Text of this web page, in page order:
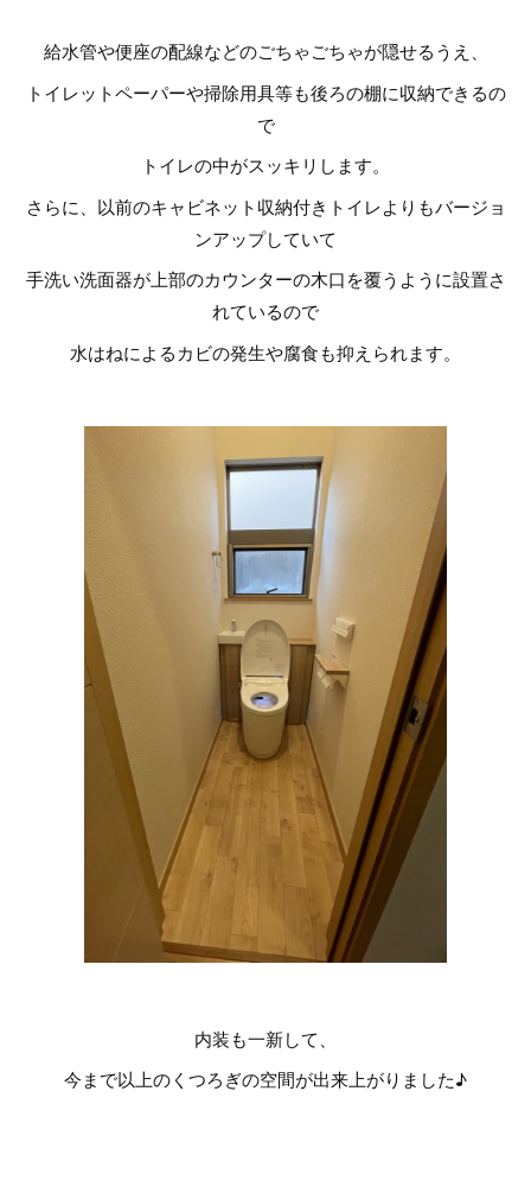
給水管や便座の配線などのごちゃごちゃが隠せるうえ、
トイレットペーパーや掃除用具等も後ろの棚に収納できるの
で
トイレの中がスッキリします。
さらに、以前のキャビネット収納付きトイレよりもバージョ
ンアップしていて
手洗い洗面器が上部のカウンターの木口を覆うように設置さ
れているので
水はねによるカビの発生や腐食も抑えられます。
内装も一新して、
今まで以上のくつろぎの空間が出来上がりました♪